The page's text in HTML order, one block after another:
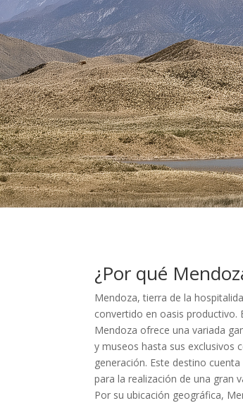
¿Por qué
Mendoza, tierra de la
convertido en oasis productivo.
Mendoza ofrece una variada
y museos hasta sus exclusivos
generación. Este destino
para la realización de una gran
Por su ubicación geográfica,